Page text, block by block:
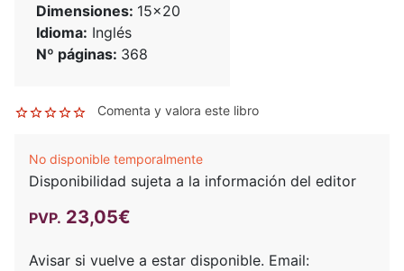
Dimensiones: 15x20
Idioma: Inglés
Nº páginas: 368
Comenta y valora este libro
No disponible temporalmente
Disponibilidad sujeta a la información del editor
PVP. 23,05€
Avisar si vuelve a estar disponible. Email: